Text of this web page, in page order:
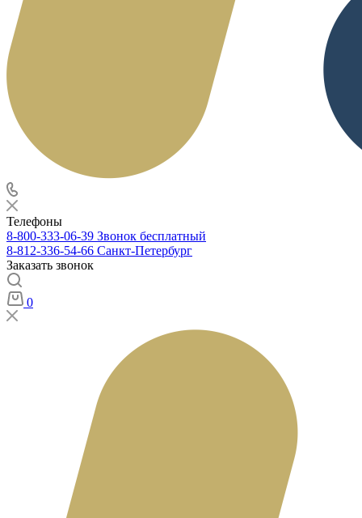
Телефоны
8-800-333-06-39 Звонок бесплатный
8-812-336-54-66 Санкт-Петербург
Заказать звонок
0